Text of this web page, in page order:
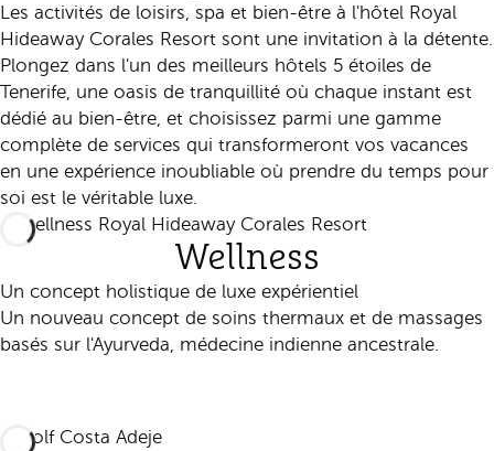
Les activités de loisirs, spa et bien-être à l'hôtel Royal
Hideaway Corales Resort sont une invitation à la détente.
Plongez dans l'un des meilleurs hôtels 5 étoiles de
Tenerife, une oasis de tranquillité où chaque instant est
dédié au bien-être, et choisissez parmi une gamme
complète de services qui transformeront vos vacances
en une expérience inoubliable où prendre du temps pour
soi est le véritable luxe.
Wellness
Un concept holistique de luxe expérientiel
Un nouveau concept de soins thermaux et de massages
basés sur l'Ayurveda, médecine indienne ancestrale.